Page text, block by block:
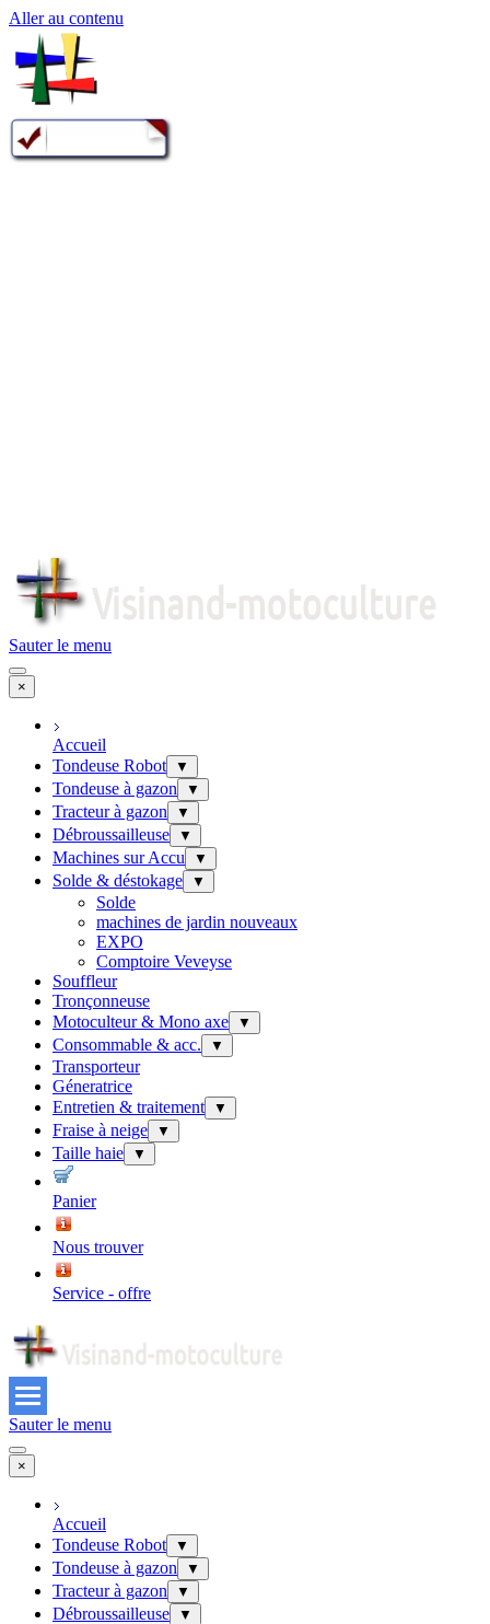
Aller au contenu
Sauter le menu
×
Accueil
Tondeuse Robot
▼
Tondeuse à gazon ▼
Tracteur à gazon ▼
Débroussailleuse ▼
Machines sur Accu ▼
Solde & déstokage ▼
Solde
machines de jardin nouveaux
EXPO
Comptoire Veveyse
Souffleur
Tronçonneuse
Motoculteur & Mono axe
▼
Consommable & acc. ▼
Transporteur
Géneratrice
Entretien & traitement
▼
Fraise à neige ▼
Taille haie ▼
Panier
Nous trouver
Service - offre
Sauter le menu
×
Accueil
Tondeuse Robot
▼
Tondeuse à gazon ▼
Tracteur à gazon ▼
Débroussailleuse ▼